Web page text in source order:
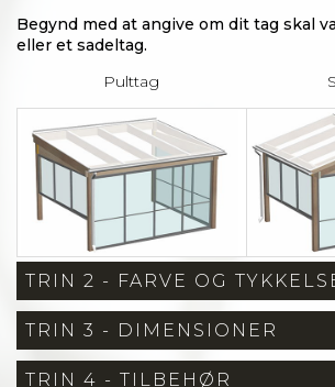
Begynd med at angive om dit tag skal
eller et sadeltag.
Pulttag
TRIN 2 - FARVE OG
TRIN 3 - DIMENSIONER
TRIN 4 - TILBEHØR